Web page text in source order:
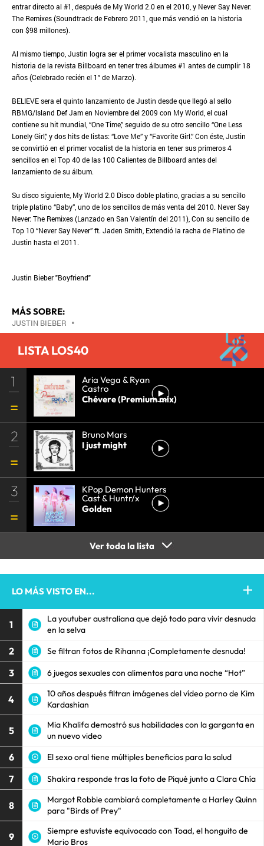
entrar directo al #1, después de My World 2.0 en el 2010, y Never Say Never:
The Remixes (Soundtrack de Febrero 2011, que más vendió en la historia
con $98 millones).
Al mismo tiempo, Justin logra ser el primer vocalista masculino en la
historia de la revista Billboard en tener tres álbumes #1 antes de cumplir 18
años (Celebrado recién el 1° de Marzo).
BELIEVE sera el quinto lanzamiento de Justin desde que llegó al sello
RBMG/lsland Def Jam en Noviembre del 2009 con My World, el cual
contiene su hit mundial, “One Time,” seguido de su otro sencillo “One Less
Lonely Girl,” y dos hits de listas: “Love Me” y “Favorite Girl.” Con éste, Justin
se convirtió en el primer vocalist de la historia en tener sus primeros 4
sencillos en el Top 40 de las 100 Calientes de Billboard antes del
lanzamiento de su álbum.
Su disco siguiente, My World 2.0 Disco doble platino, gracias a su sencillo
triple platino “Baby”, uno de los sencillos de más venta del 2010. Never Say
Never: The Remixes (Lanzado en San Valentín del 2011), Con su sencillo de
Top 10 “Never Say Never” ft. Jaden Smith, Extendió la racha de Platino de
Justin hasta el 2011.
Justin Bieber "Boyfriend"
MÁS SOBRE:
JUSTIN BIEBER •
LISTA LOS40
1 Aria Vega & Ryan
Castro
Chévere (Premium mix)
2
Bruno Mars
I just might
3 KPop Demon Hunters
Cast & Huntr/x
Golden
Ver toda la lista
LO MÁS VISTO EN...
1
La youtuber australiana que dejó todo para vivir desnuda
en la selva
2 Se filtran fotos de Rihanna ¡Completamente desnuda!
3 6 juegos sexuales con alimentos para una noche “Hot”
4
10 años después filtran imágenes del vídeo porno de Kim
Kardashian
5
Mia Khalifa demostró sus habilidades con la garganta en
un nuevo video
6 El sexo oral tiene múltiples beneficios para la salud
7 Shakira responde tras la foto de Piqué junto a Clara Chía
8
Margot Robbie cambiará completamente a Harley Quinn
para "Birds of Prey"
9
Siempre estuviste equivocado con Toad, el honguito de
Mario Bros